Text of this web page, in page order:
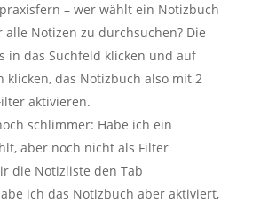
– wer wählt ein Notizbuch
alle Notizen zu durchsuchen? Die
in das Suchfeld klicken und auf
klicken, das Notizbuch also mit 2
aktivieren.
schlimmer: Habe ich ein
aber noch nicht als Filter
die Notizliste den Tab
ich das Notizbuch aber aktiviert,